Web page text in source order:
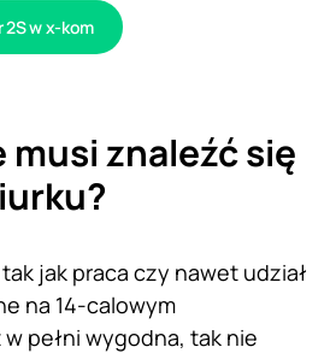
w x-kom
musi znaleźć się
jak praca czy nawet udział
na 14-calowym
pełni wygodna, tak nie